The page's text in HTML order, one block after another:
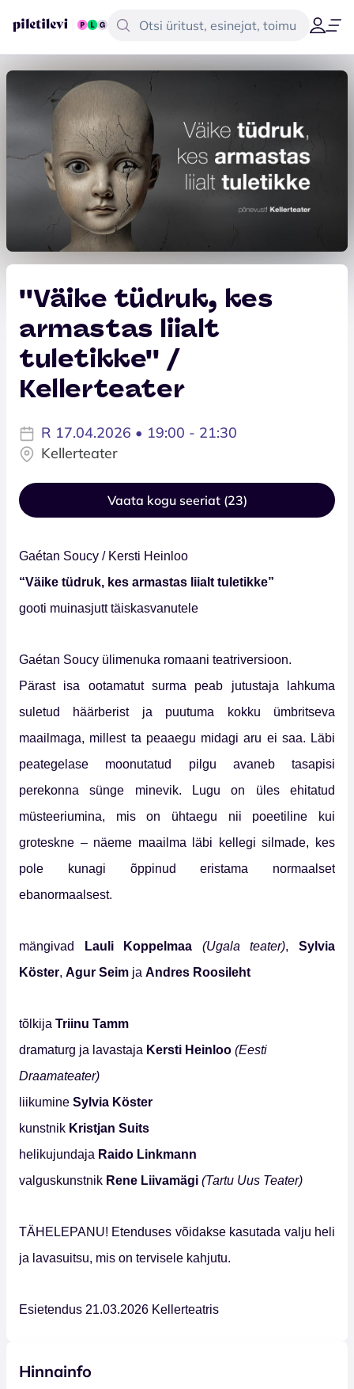
''Väike tüdruk, kes
armastas liialt
tuletikke'' /
Kellerteater
R 17.04.2026 • 19:00 - 21:30
Kellerteater
Vaata kogu seeriat (23)
Gaétan Soucy / Kersti Heinloo
“Väike tüdruk, kes armastas liialt tuletikke”
gooti muinasjutt täiskasvanutele
Gaétan Soucy ülimenuka romaani teatriversioon.
Pärast isa ootamatut surma peab jutustaja lahkuma
suletud häärberist ja puutuma kokku ümbritseva
maailmaga, millest ta peaaegu midagi aru ei saa. Läbi
peategelase moonutatud pilgu avaneb tasapisi
perekonna sünge minevik. Lugu on üles ehitatud
müsteeriumina, mis on ühtaegu nii poeetiline kui
groteskne – näeme maailma läbi kellegi silmade, kes
pole kunagi õppinud eristama normaalset
ebanormaalsest.
mängivad Lauli Koppelmaa (Ugala teater),Sylvia
Köster, Agur Seim ja Andres Roosileht
tõlkija Triinu Tamm
dramaturg ja lavastaja Kersti Heinloo (Eesti
Draamateater)
liikumine Sylvia Köster
kunstnik Kristjan Suits
helikujundaja Raido Linkmann
valguskunstnik Rene Liivamägi (Tartu Uus Teater)
TÄHELEPANU! Etenduses võidakse kasutada valju heli
ja lavasuitsu, mis on tervisele kahjutu.
Esietendus 21.03.2026 Kellerteatris
Hinnainfo